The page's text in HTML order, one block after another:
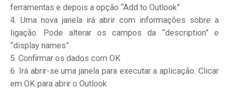
ferramentas e depois a opção “Add to Outlook”
4. Uma nova janela irá abrir com informações sobre a
ligação. Pode alterar os campos da “description” e
“display names”.
5. Confirmar os dados com OK
6. Irá abrir-se uma janela para executar a aplicação. Clicar
em OK para abrir o Outlook